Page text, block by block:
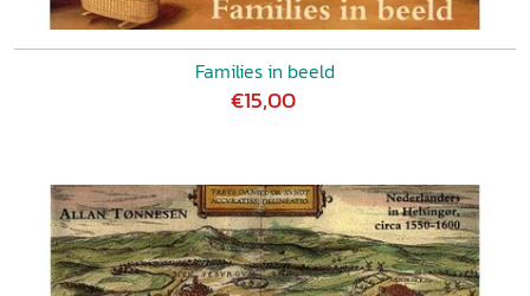
Families in beeld
€15,00